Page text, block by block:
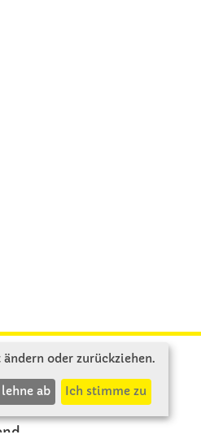
oder zurückziehen.
lehne ab Ich stimme zu